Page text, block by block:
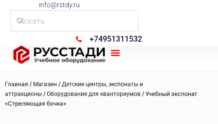
info@rstdy.ru
+74951311532
Главная / Магазин / Детские центры, экспонаты и
аттракционы / Оборудование для кванториумов / Учебный экспонат
«Стреляющая бочка»